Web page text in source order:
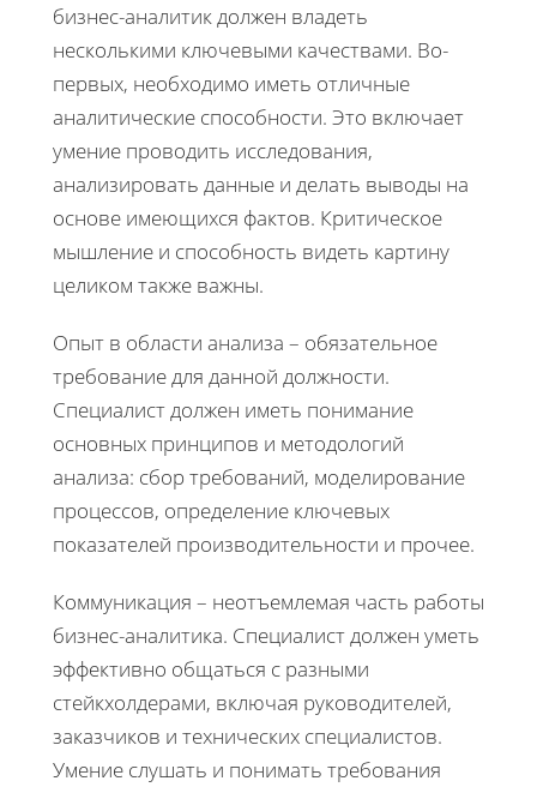
бизнес-аналитик должен владеть
несколькими ключевыми качествами. Во-
первых, необходимо иметь отличные
аналитические способности. Это включает
умение проводить исследования,
анализировать данные и делать выводы на
основе имеющихся фактов. Критическое
мышление и способность видеть картину
целиком также важны.
Опыт в области анализа – обязательное
требование для данной должности.
Специалист должен иметь понимание
основных принципов и методологий
анализа: сбор требований, моделирование
процессов, определение ключевых
показателей производительности и прочее.
Коммуникация – неотъемлемая часть работы
бизнес-аналитика. Специалист должен уметь
эффективно общаться с разными
стейкхолдерами, включая руководителей,
заказчиков и технических специалистов.
Умение слушать и понимать требования